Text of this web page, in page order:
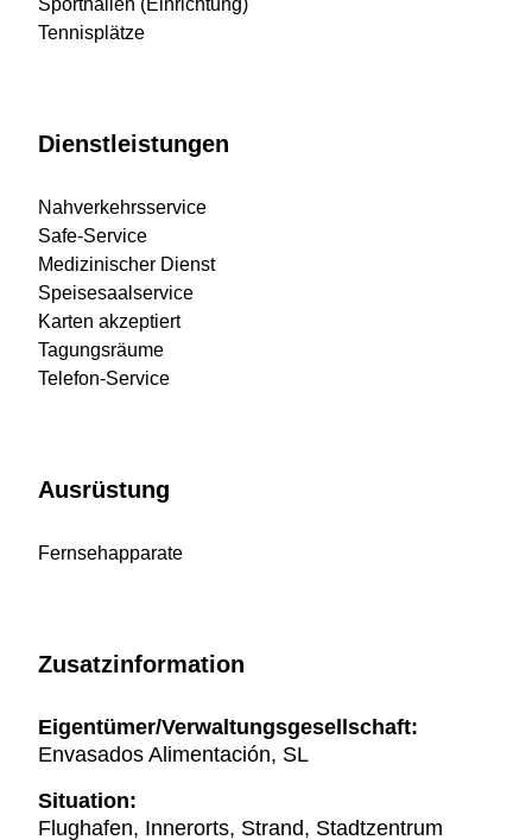
Sporthallen (Einrichtung)
Tennisplätze
Dienstleistungen
Nahverkehrsservice
Safe-Service
Medizinischer Dienst
Speisesaalservice
Karten akzeptiert
Tagungsräume
Telefon-Service
Ausrüstung
Fernsehapparate
Zusatzinformation
Eigentümer/Verwaltungsgesellschaft:
Envasados Alimentación, SL
Situation:
Flughafen, Innerorts, Strand, Stadtzentrum